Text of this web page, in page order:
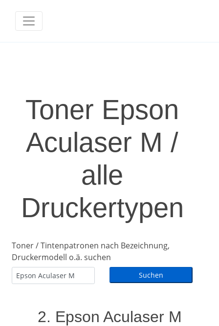
Toner Epson
Aculaser M /
alle
Druckertypen
Toner / Tintenpatronen nach Bezeichnung,
Druckermodell o.ä. suchen
2. Epson Aculaser M